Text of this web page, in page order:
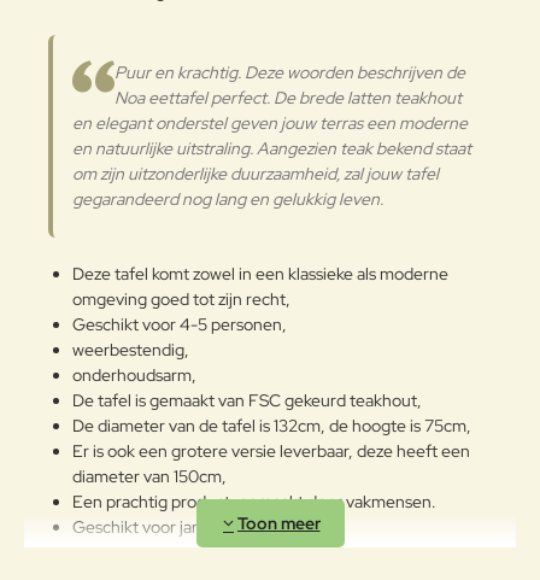
Teak
staan onder alle omstandigheden,
zonder onderhoud of
houtsoort is teak echter een
natuurlijk product en daarom
kunnen schommelingen in
temperatuur en vochtigheid
veroorzaken. Dit is normaal en
heeft geen invloed op de
duurzaamheid of sterkte van het
Onderhoudsadvies
Buiten zal onbehandeld teakhout
zich in de loop der jaren aanpassen
het hout zal veranderen in een
aantrekkelijk zilvergrijs. Je hoeft
Waardering:
Waarderin
Slecht Goed
Verder
Puur en krachtig. Deze woorden beschrijven de
Noa eettafel perfect. De brede latten teakhout
en elegant onderstel geven jouw terras een moderne
en natuurlijke uitstraling. Aangezien teak bekend staat
om zijn uitzonderlijke duurzaamheid, zal jouw tafel
gegarandeerd nog lang en gelukkig leven.
Deze tafel komt zowel in een klassieke als moderne
omgeving goed tot zijn recht,
Geschikt voor 4-5 personen,
weerbestendig,
onderhoudsarm,
De tafel is gemaakt van FSC gekeurd teakhout,
De diameter van de tafel is 132cm, de hoogte is 75cm,
Er is ook een grotere versie leverbaar, deze heeft een
diameter van 150cm,
Een prachtig product, gemaakt door vakmensen.
Geschikt voor jaren buitenplezier!